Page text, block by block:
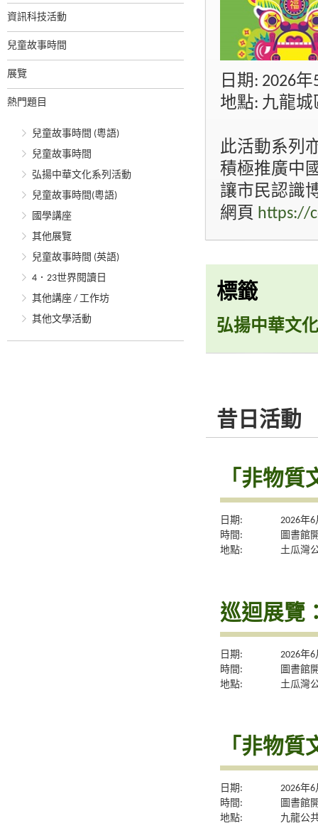
資訊科技活動
兒童故事時間
展覽
熱門題目
兒童故事時間 (粵語)
兒童故事時間
弘揚中華文化系列活動
兒童故事時間(粵語)
國學講座
其他展覽
兒童故事時間 (英語)
4．23世界閱讀日
其他講座 / 工作坊
其他文學活動
日期: 2026
地點: 九龍
此活動系列
積極推廣中
讓市民認識
網頁 https://
標籤
弘揚中華文
昔日活動
「非物
日期:
2026年
時間:
圖書館
地點:
土瓜灣
巡迴展覽
日期:
2026年
時間:
圖書館
地點:
土瓜灣
「非物
日期:
2026年
時間:
圖書館
地點:
九龍公